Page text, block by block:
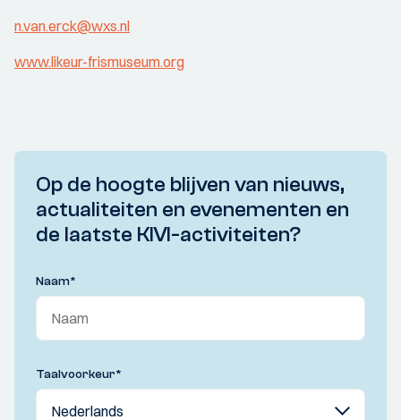
n.van.erck@wxs.nl
www.likeur-frismuseum.org
Op de hoogte blijven van nieuws,
actualiteiten en evenementen en
de laatste KIVI-activiteiten?
Naam*
Taalvoorkeur*